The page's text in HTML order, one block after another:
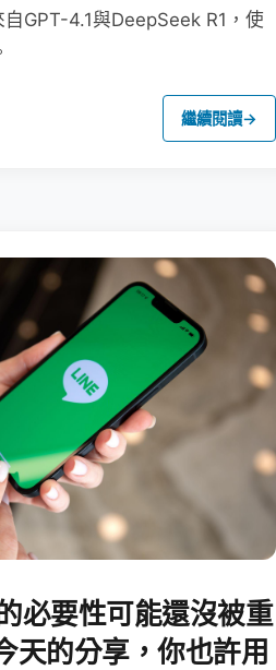
GPT-4.1與DeepSeek R1，使
繼續閱讀→
必要性可能還沒被重
天的分享，你也許用